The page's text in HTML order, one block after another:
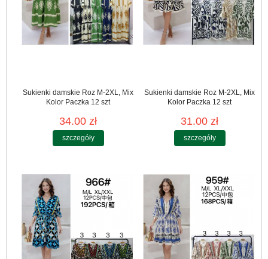
Sukienki damskie Roz M-2XL, Mix
Kolor Paczka 12 szt
34.00 zł
szczegóły
Sukienki damskie Roz M-2XL, Mix
Kolor Paczka 12 szt
31.00 zł
szczegóły